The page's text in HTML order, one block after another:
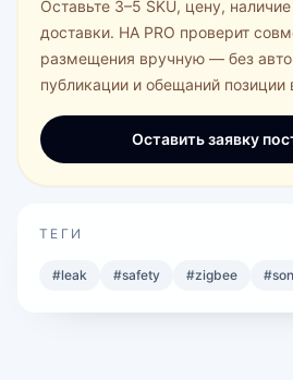
Оставьте 3–5 SKU, цену,
доставки. HA PRO проверит
размещения вручную — без
публикации и обещаний позиции
Оставить заявку
ТЕГИ
#leak #safety #zigbee #